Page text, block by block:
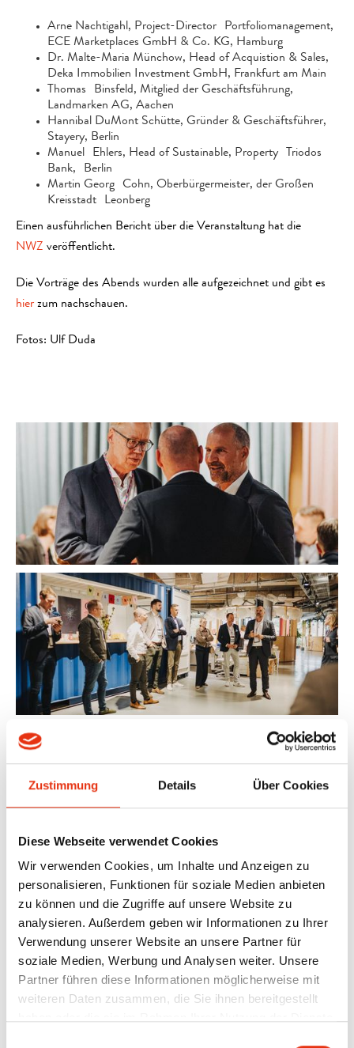
Zustimmung Details Über Cookies
Diese Webseite verwendet Cookies
Wir verwenden Cookies, um Inhalte und Anzeigen zu
personalisieren, Funktionen für soziale Medien anbieten
zu können und die Zugriffe auf unsere Website zu
analysieren. Außerdem geben wir Informationen zu Ihrer
Verwendung unserer Website an unsere Partner für
soziale Medien, Werbung und Analysen weiter. Unsere
Partner führen diese Informationen möglicherweise mit
weiteren Daten zusammen, die Sie ihnen bereitgestellt
Arne Nachtigahl, Project-Director Portfoliomanagement,
ECE Marketplaces GmbH & Co. KG, Hamburg
Dr. Malte-Maria Münchow, Head of Acquistion & Sales,
Deka Immobilien Investment GmbH, Frankfurt am Main
Thomas Binsfeld, Mitglied der Geschäftsführung,
Landmarken AG, Aachen
Hannibal DuMont Schütte, Gründer & Geschäftsführer,
Stayery, Berlin
Manuel Ehlers, Head of Sustainable, Property Triodos
Bank, Berlin
Martin Georg Cohn, Oberbürgermeister, der Großen
Kreisstadt Leonberg
Einen ausführlichen Bericht über die Veranstaltung hat die
NWZ veröffentlicht.
Die Vorträge des Abends wurden alle aufgezeichnet und gibt es
hier zum nachschauen.
Fotos: Ulf Duda